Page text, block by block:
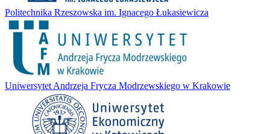
Politechnika Rzeszowska im. Ignacego Łukasiewicza
Uniwersytet Andrzeja Frycza Modrzewskiego w Krakowie